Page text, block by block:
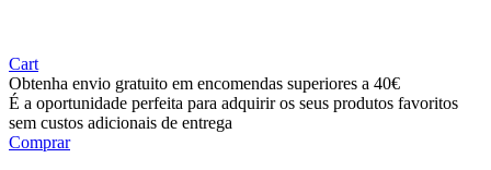
Cart
Obtenha envio gratuito em encomendas superiores a 40€
É a oportunidade perfeita para adquirir os seus produtos favoritos
sem custos adicionais de entrega
Comprar